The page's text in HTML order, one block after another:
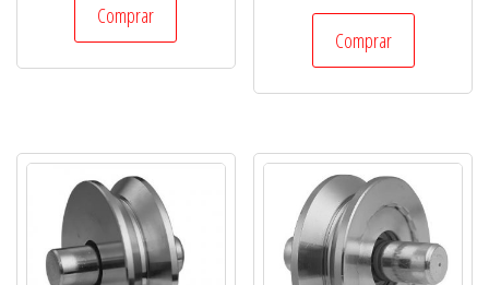
Comprar
Comprar